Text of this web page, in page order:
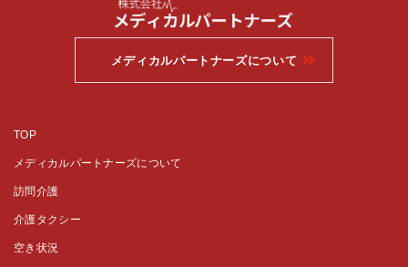
メディカルパートナーズについて
TOP
メディカルパートナーズについて
訪問介護
介護タクシー
空き状況